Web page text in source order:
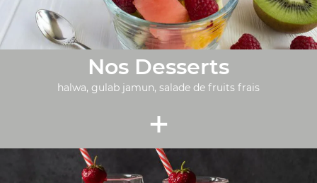
Nos Desserts
halwa, gulab jamun, salade de fruits frais
+